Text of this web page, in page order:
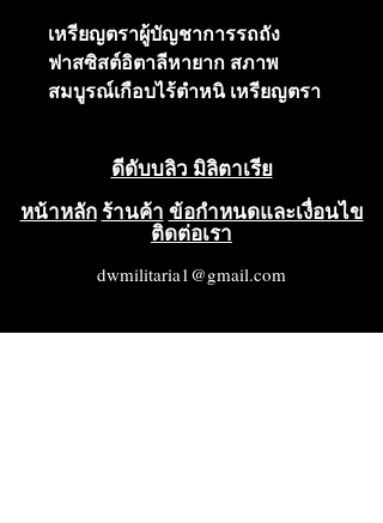
เหรียญตราผู้บัญชาการรถถัง
ฟาสซิสต์อิตาลีหายาก สภาพ
สมบูรณ์เกือบไร้ตำหนิ เหรียญตรา
เหรียญตราเป็นรูปรถถังและมังกร
พ่นไฟ มีข้อความว่า FERREA
MOLE FERREO CVORE เป็นสีดำ
ด้านหลังเหรียญตรามีเข็มและ
ดีดับบลิว มิลิตาเรีย
หน้าหลัก ร้านค้า ข้อกำหนดและเงื่อนไข
ติดต่อเรา
dwmilitaria1@gmail.com